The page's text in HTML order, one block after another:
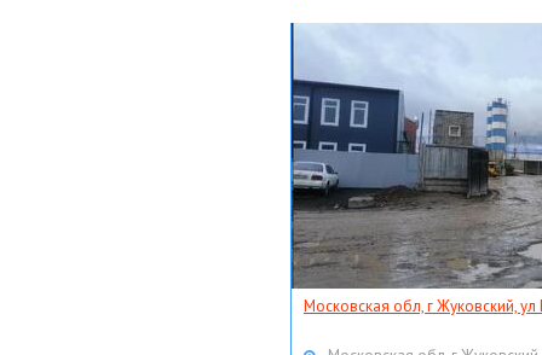
Московская обл, г Жуковский,